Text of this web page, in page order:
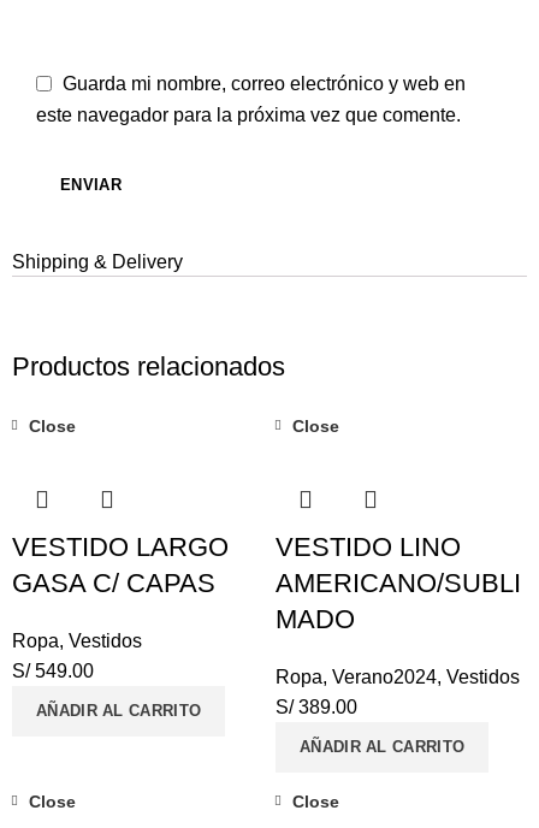
Guarda mi nombre, correo electrónico y web en
este navegador para la próxima vez que comente.
Shipping & Delivery
Productos relacionados
Close
VESTIDO LARGO
GASA C/ CAPAS
Ropa, Vestidos
S/549.00
AÑADIR AL CARRITO
Close
VESTIDO LINO
AMERICANO/SUBLI
MADO
Ropa, Verano2024, Vestidos
S/389.00
AÑADIR AL CARRITO
Close Close